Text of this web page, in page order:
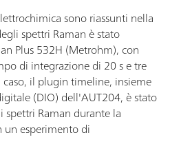
sono riassunti nella
spettri Raman è stato
Plus 532H (Metrohm), con
di integrazione di 20 s e tre
il plugin timeline, insieme
(DIO) dell'AUT204, è stato
Raman durante la
un esperimento di